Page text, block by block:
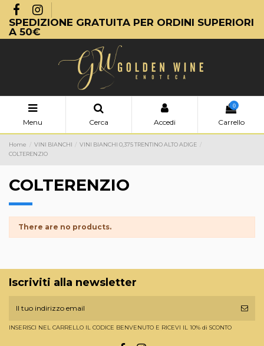
SPEDIZIONE GRATUITA PER ORDINI SUPERIORI
A 50€
Menu Cerca Accedi
0
Carrello
Home VINI BIANCHI
VINI BIANCHI 0,375 TRENTINO ALTO ADIGE
COLTERENZIO
COLTERENZIO
There are no products.
Iscriviti alla newsletter
INSERISCI NEL CARRELLO IL CODICE BENVENUTO E RICEVI IL 10% di SCONTO